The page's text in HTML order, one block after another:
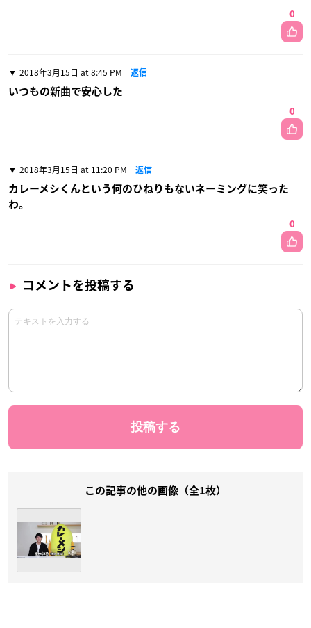
0
2018年3月15日 at 8:45 PM 返信
いつもの新曲で安心した
0
2018年3月15日 at 11:20 PM 返信
カレーメシくんという何のひねりもないネーミングに笑った
わ。
0
コメントを投稿する
この記事の他の画像（全1枚）